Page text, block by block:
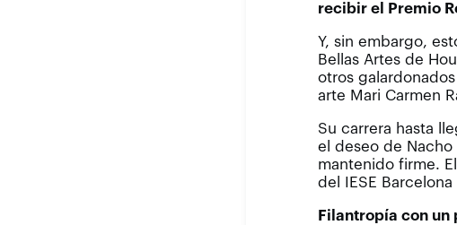
recibir el Premio
Y, sin embargo,
Bellas Artes de
otros
arte Mari Carmen
Su carrera hasta
el deseo de
mantenido firme.
del IESE
Filantropía con